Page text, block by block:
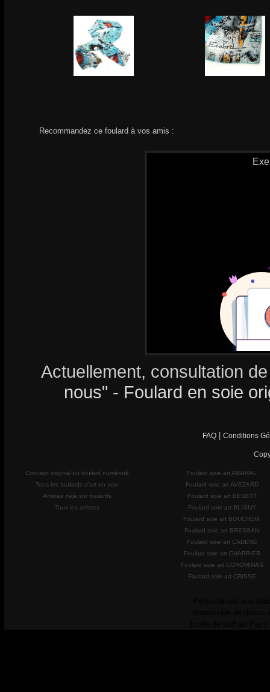
Recommandez ce foulard à vos amis :
Actuellement, consultation
nous" - Foulard en soie
FAQ Conditions
Concept original du foulard numéroté
Tous les foulards d'art en soie
Artistes déjà sur foulards
Tous les artistes
Foulard soie art AMARAL
Foulard soie art AVEZARD
Foulard soie art BENETT
Foulard soie art BLIGNY
Foulard soie art BOUCHEIX
Foulard soie art BRESSAN
Foulard soie art CADENE
Foulard soie art CHARRIER
Foulard soie art COROMINAS
Foulard soie art CRISSE